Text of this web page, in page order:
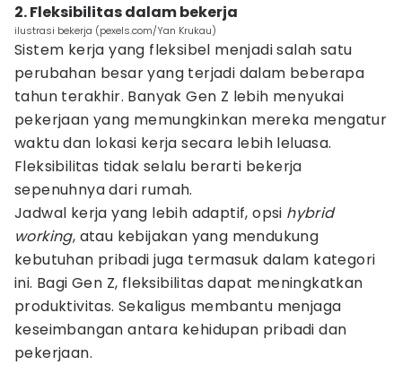
2. Fleksibilitas dalam bekerja
ilustrasi bekerja (pexels.com/Yan Krukau)
Sistem kerja yang fleksibel menjadi salah satu
perubahan besar yang terjadi dalam beberapa
tahun terakhir. Banyak Gen Z lebih menyukai
pekerjaan yang memungkinkan mereka mengatur
waktu dan lokasi kerja secara lebih leluasa.
Fleksibilitas tidak selalu berarti bekerja
sepenuhnya dari rumah.
Jadwal kerja yang lebih adaptif, opsi hybrid
working, atau kebijakan yang mendukung
kebutuhan pribadi juga termasuk dalam kategori
ini. Bagi Gen Z, fleksibilitas dapat meningkatkan
produktivitas. Sekaligus membantu menjaga
keseimbangan antara kehidupan pribadi dan
pekerjaan.